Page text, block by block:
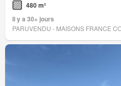
480 m²
Il y a 30+ jours
PARUVENDU - MAISONS FRANCE